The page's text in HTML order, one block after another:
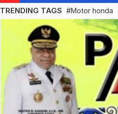
TRENDING TAGS #Motor honda